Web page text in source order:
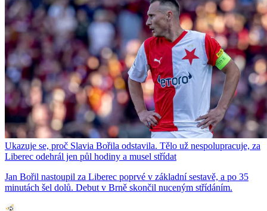
Ukazuje se, proč Slavia Bořila odstavila. Tělo už nespolupracuje, za
Liberec odehrál jen půl hodiny a musel střídat
Jan Bořil nastoupil za Liberec poprvé v základní sestavě, a po 35
minutách šel dolů. Debut v Brně skončil nuceným střídáním.